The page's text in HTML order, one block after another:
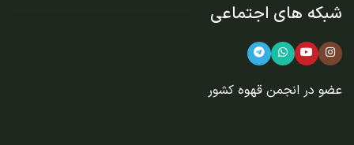
شبکه های اجتماعی
عضو در انجمن قهوه کشور